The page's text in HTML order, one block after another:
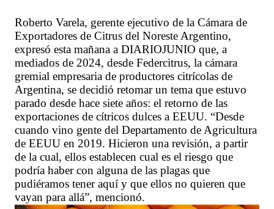
Roberto Varela, gerente ejecutivo de la Cámara de
Exportadores de Citrus del Noreste Argentino,
expresó esta mañana a DIARIOJUNIO que, a
mediados de 2024, desde Federcitrus, la cámara
gremial empresaria de productores citrícolas de
Argentina, se decidió retomar un tema que estuvo
parado desde hace siete años: el retorno de las
exportaciones de cítricos dulces a EEUU. “Desde
cuando vino gente del Departamento de Agricultura
de EEUU en 2019. Hicieron una revisión, a partir
de la cual, ellos establecen cual es el riesgo que
podría haber con alguna de las plagas que
pudiéramos tener aquí y que ellos no quieren que
vayan para allá”, mencionó.